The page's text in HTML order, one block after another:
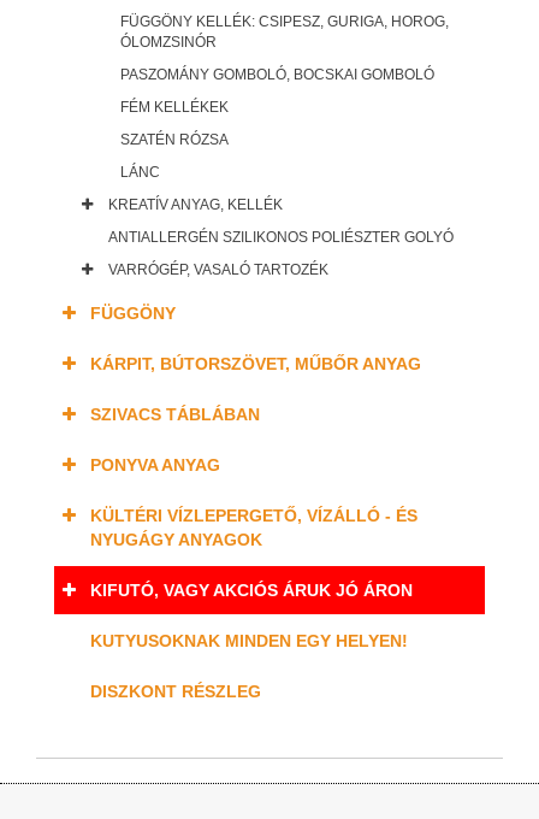
FÜGGÖNY KELLÉK: CSIPESZ, GURIGA, HOROG,
ÓLOMZSINÓR
PASZOMÁNY GOMBOLÓ, BOCSKAI GOMBOLÓ
FÉM KELLÉKEK
SZATÉN RÓZSA
LÁNC
KREATÍV ANYAG, KELLÉK
ANTIALLERGÉN SZILIKONOS POLIÉSZTER GOLYÓ
VARRÓGÉP, VASALÓ TARTOZÉK
FÜGGÖNY
KÁRPIT, BÚTORSZÖVET, MŰBŐR ANYAG
SZIVACS TÁBLÁBAN
PONYVA ANYAG
KÜLTÉRI VÍZLEPERGETŐ, VÍZÁLLÓ - ÉS
NYUGÁGY ANYAGOK
KIFUTÓ, VAGY AKCIÓS ÁRUK JÓ ÁRON
KUTYUSOKNAK MINDEN EGY HELYEN!
DISZKONT RÉSZLEG